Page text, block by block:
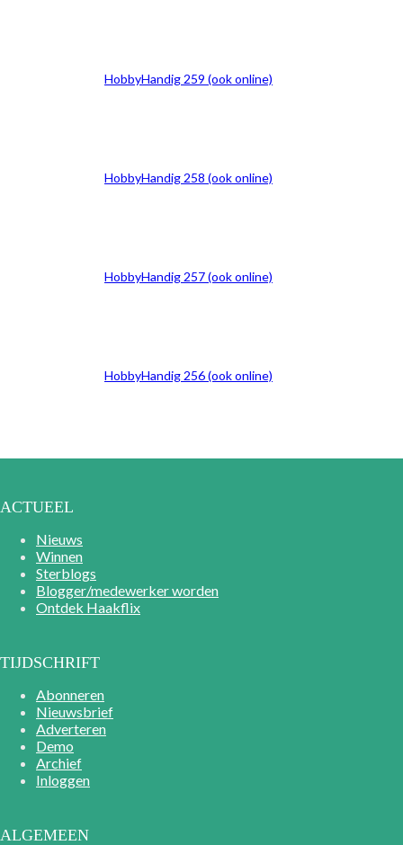
HobbyHandig 259 (ook online)
HobbyHandig 258 (ook online)
HobbyHandig 257 (ook online)
HobbyHandig 256 (ook online)
ACTUEEL
Nieuws
Winnen
Sterblogs
Blogger/medewerker worden
Ontdek Haakflix
TIJDSCHRIFT
Abonneren
Nieuwsbrief
Adverteren
Demo
Archief
Inloggen
ALGEMEEN